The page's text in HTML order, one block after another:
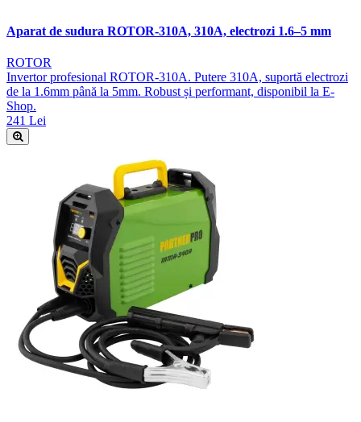
Aparat de sudura ROTOR-310A, 310A, electrozi 1.6–5 mm
ROTOR
Invertor profesional ROTOR-310A. Putere 310A, suportă electrozi
de la 1.6mm până la 5mm. Robust și performant, disponibil la E-
Shop.
241 Lei